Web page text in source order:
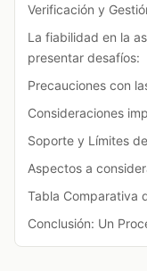
Verificación y
La fiabilidad en la
presentar desafíos:
Precauciones con
Consideraciones
Soporte y Límites
Aspectos a
Tabla Comparativa
Conclusión: Un